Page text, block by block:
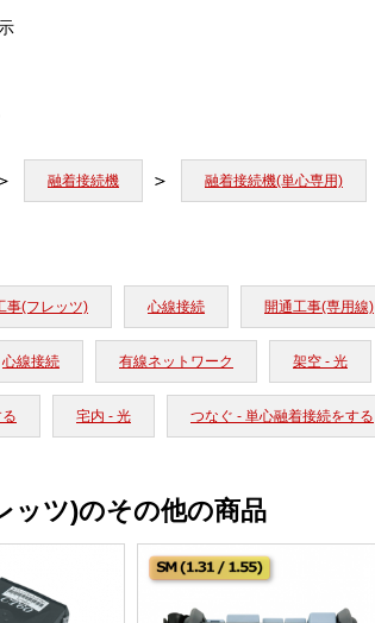
融着接続機 融着接続機(単心専用)
事(フレッツ) 心線接続 開通工事(専用線)
心線接続 有線ネットワーク 架空 - 光
宅内 - 光 つなぐ - 単心融着接続をする
ッツ)のその他の商品